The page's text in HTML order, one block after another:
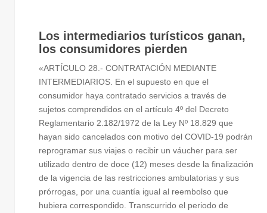
Los intermediarios turísticos ganan,
los consumidores pierden
«ARTÍCULO 28.- CONTRATACIÓN MEDIANTE
INTERMEDIARIOS. En el supuesto en que el
consumidor haya contratado servicios a través de
sujetos comprendidos en el artículo 4º del Decreto
Reglamentario 2.182/1972 de la Ley Nº 18.829 que
hayan sido cancelados con motivo del COVID-19 podrán
reprogramar sus viajes o recibir un váucher para ser
utilizado dentro de doce (12) meses desde la finalización
de la vigencia de las restricciones ambulatorias y sus
prórrogas, por una cuantía igual al reembolso que
hubiera correspondido. Transcurrido el periodo de